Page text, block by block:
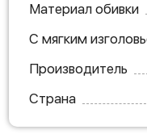
Материал обивки
С мягким
Производитель
Страна